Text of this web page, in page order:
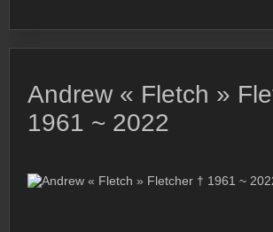
Andrew « Fletch »
1961 ~ 2022